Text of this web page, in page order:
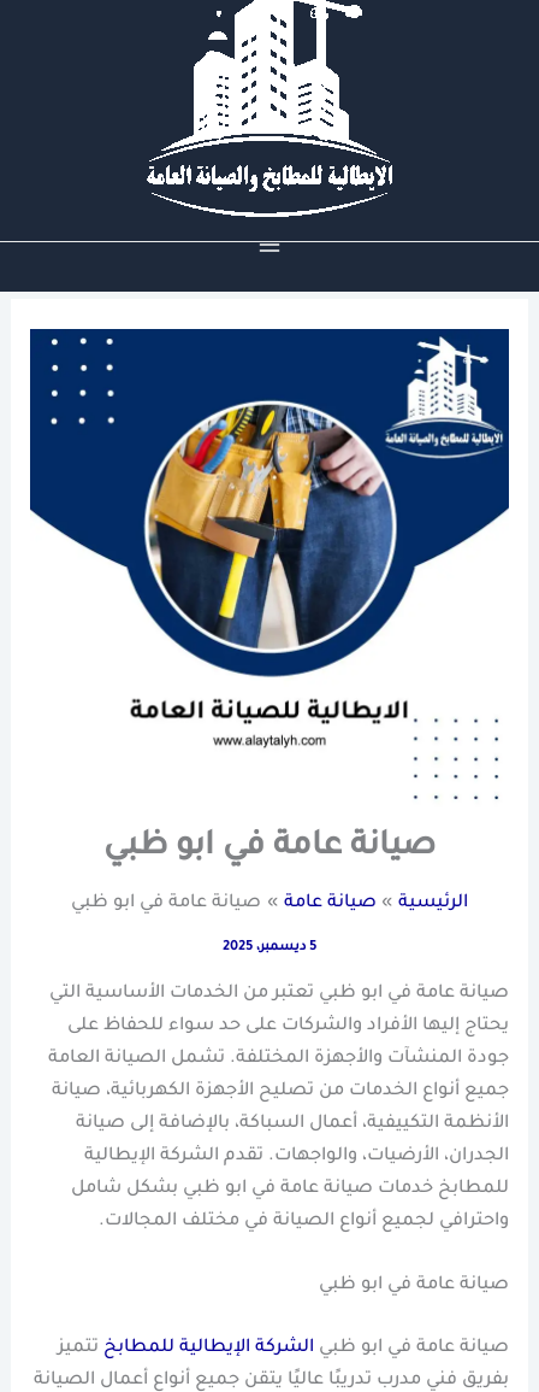
صيانة عامة في ابو ظبي
الرئيسية صيانة عامة صيانة عامة في ابو ظبي
5 ديسمبر، 2025
صيانة عامة في ابو ظبي تعتبر من الخدمات الأساسية التي
يحتاج إليها الأفراد والشركات على حد سواء للحفاظ على
جودة المنشآت والأجهزة المختلفة. تشمل الصيانة العامة
جميع أنواع الخدمات من تصليح الأجهزة الكهربائية، صيانة
الأنظمة التكييفية، أعمال السباكة، بالإضافة إلى صيانة
الجدران، الأرضيات، والواجهات. تقدم الشركة الإيطالية
للمطابخ خدمات صيانة عامة في ابو ظبي بشكل شامل
واحترافي لجميع أنواع الصيانة في مختلف المجالات.
صيانة عامة في ابو ظبي
صيانة عامة في ابو ظبي الشركة الإيطالية للمطابخ تتميز
بفريق فني مدرب تدريبًا عاليًا يتقن جميع أنواع أعمال الصيانة